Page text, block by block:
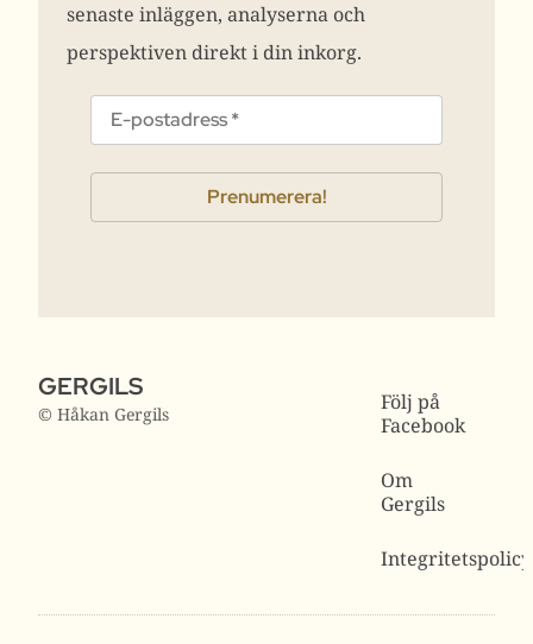
senaste inläggen, analyserna och
perspektiven direkt i din inkorg.
GERGILS
© Håkan Gergils
Följ på
Facebook
Om
Gergils
Integritetspolicy